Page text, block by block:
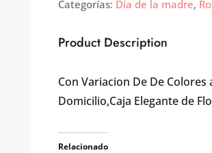
cantidad
Categorías: Día de la madre,
Product Description
Con Variacion De De Colores
Domicilio,Caja Elegante de
Relacionado